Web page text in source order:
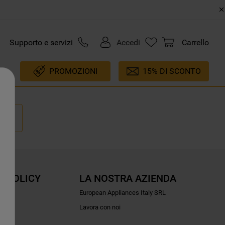
Supporto e servizi Accedi Carrello
PROMOZIONI 15% DI SCONTO
POLICY LA NOSTRA AZIENDA
European Appliances Italy SRL
Lavora con noi